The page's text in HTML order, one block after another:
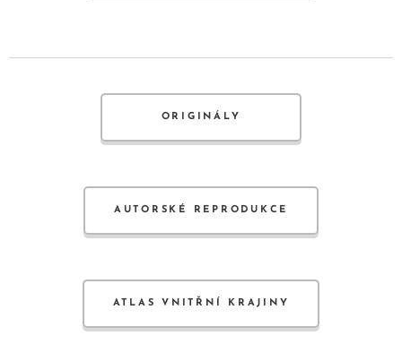
ORIGINÁLY
AUTORSKÉ REPRODUKCE
ATLAS VNITŘNÍ KRAJINY